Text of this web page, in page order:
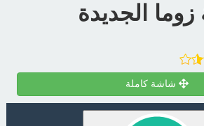
زوما الجديدة
شاشة كاملة